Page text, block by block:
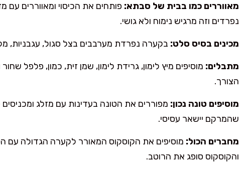
מאווררים כמו בבית של סבתא:
נפרדים וזה מרגיש נימוח ולא גושי.
מכינים בסיס סלט: בקערה נפרדת מערבבים בצל סגול, עגבניות,
מתבלים: מוסיפים מיץ לימון, גרידת לימון, שמן זית, כמון, פלפל
הצורך.
מוסיפים טונה נכון: מפוררים את הטונה בעדינות עם מזלג
שהמרקם יישאר עסיסי.
מחברים הכול: מוסיפים את הקוסקוס המאורר לקערה הגדולה עם
והקוסקוס סופג את הרוטב.